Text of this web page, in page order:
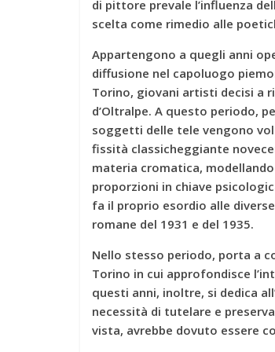
di pittore prevale l’influenza
scelta come rimedio alle
Appartengono a quegli anni
diffusione nel capoluogo
Torino, giovani artisti decisi a
d’Oltralpe. A questo periodo,
soggetti delle tele vengono
fissità classicheggiante
materia cromatica,
proporzioni in chiave
fa il proprio esordio alle
romane del 1931 e del 1935.
Nello stesso periodo, porta a
Torino in cui approfondisce
questi anni, inoltre, si dedica
necessità di tutelare e
vista, avrebbe dovuto essere